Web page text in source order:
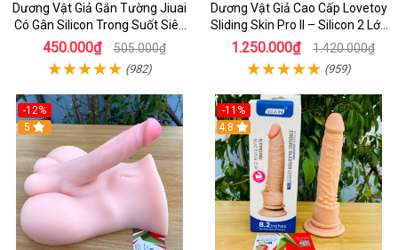
Dương Vật Giả Gắn Tường Jiuai
Có Gân Silicon Trong Suốt Siêu
Mềm
450.000₫ 505.000₫
(982)
Dương Vật Giả Cao Cấp Lovetoy
Sliding Skin Pro II – Silicon 2 Lớp
Mềm Mịn, Rung Đa Tần Từ Xa
1.250.000₫ 1.420.000₫
(959)
-12%
5
-11%
4.8